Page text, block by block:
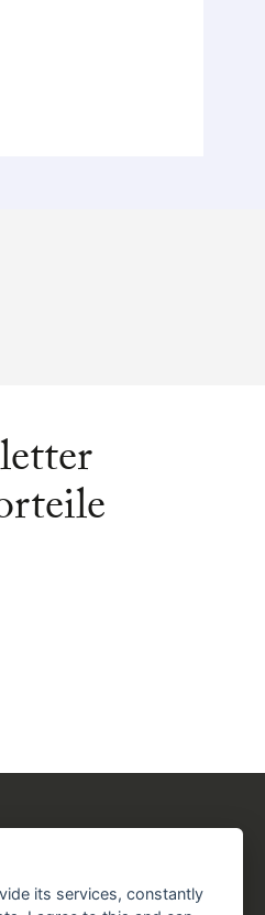
InstagramYouTubeTikTok
its services, constantly